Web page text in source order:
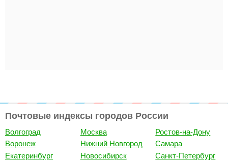
Почтовые индексы городов России
Волгоград
Воронеж
Екатеринбург
Москва
Нижний Новгород
Новосибирск
Ростов-на-Дону
Самара
Санкт-Петербург